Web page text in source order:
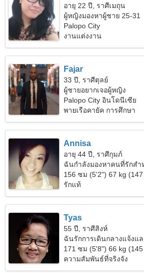
อายุ 22 ปี, ราศีเมถุน
ผู้หญิงมองหาผู้ชาย 25-31
Palopo City
งานแต่งงาน
Fajar
33 ปี, ราศีตุลย์
ผู้ชายอยากเจอผู้หญิง
Palopo City อินโดนีเซีย
พายเรือคายัค การศึกษา
Annisa
อายุ 44 ปี, ราศีกุมภ์
ฉันกำลังมองหาคนที่รักสำ
156 ซม (5'2") 67 kg
รักแท้
Tyas
55 ปี, ราศีสิงห์
ฉันรักการเดินกลางแจ้งแ
171 ซม (5'8") 66 kg
ความสัมพันธ์ที่จริงจัง